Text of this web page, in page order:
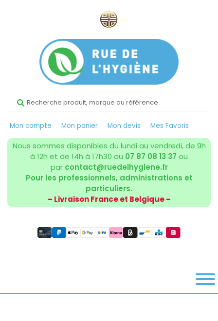
Mon compte Mon panier Mon devis Mes Favoris
Nous sommes disponibles du lundi au vendredi, de 9h
à 12h et de 14h à 17h30 au 07 87 08 13 37 ou
par contact@ruedelhygiene.fr
Pour les professionnels, administrations et
particuliers.
– Livraison France et Belgique –